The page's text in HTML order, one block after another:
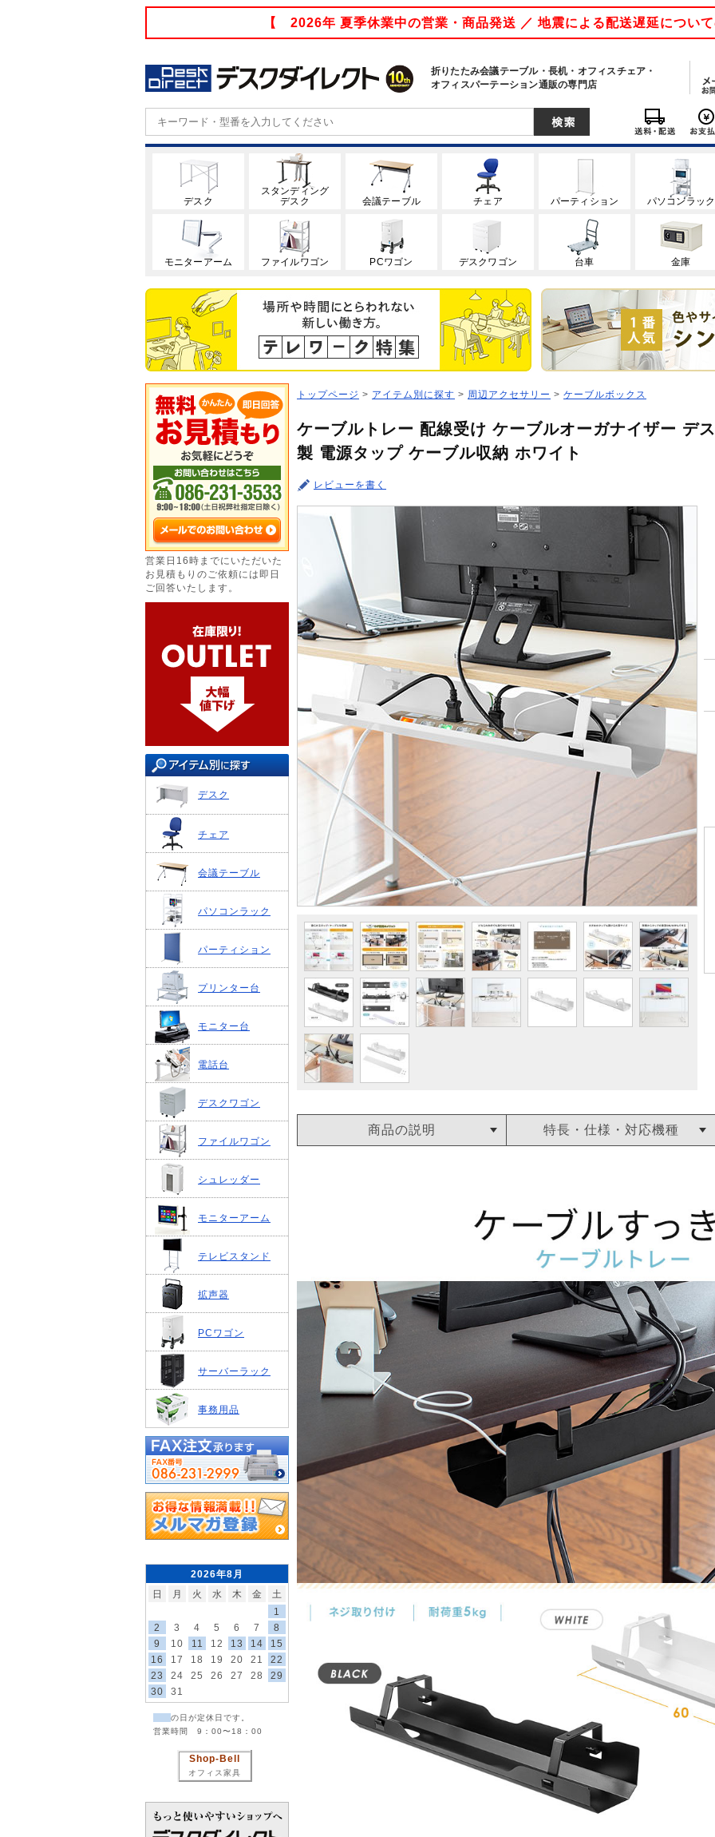
【 2026年 夏季休業中の営業・商品発送 ／ 地震による配送遅延につい
折りたたみ会議テーブル・長机・オフィスチェア・
オフィスパーテーション通販の専門店
デスク
スタンディング
デスク
会議テーブル チェア パーティション パソコンラック
モニターアーム ファイルワゴン PCワゴン デスクワゴン 台車 金庫
営業日16時までにいただいた
お見積もりのご依頼には即日
ご回答いたします。
デスク
チェア
会議テーブル
パソコンラック
パーティション
プリンター台
モニター台
電話台
デスクワゴン
ファイルワゴン
シュレッダー
モニターアーム
テレビスタンド
拡声器
PCワゴン
サーバーラック
事務用品
2026年8月
日
月 火 水 木 金
土
1
2
3 4 5 6 7
8
9
10 11 12 13 14
15
16
17 18 19 20 21
22
23
24 25 26 27 28
29
30
31
の日が定休日です。
営業時間 9：00〜18：00
Shop-Bell
オフィス家具
トップページ > アイテム別に探す > 周辺アクセサリー > ケーブルボックス
ケーブルトレー 配線受け ケーブルオーガナイザー デ
製 電源タップ ケーブル収納 ホワイト
レビューを書く
商品の説明 特長・仕様・対応機種